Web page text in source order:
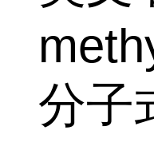
分子